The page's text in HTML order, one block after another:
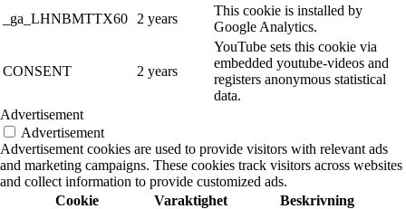
_ga_LHNBMTTX60
2 years
This cookie is installed by
Google Analytics.
CONSENT 2 years
YouTube sets this cookie via
embedded youtube-videos and
registers anonymous statistical
data.
Advertisement
Advertisement
Advertisement cookies are used to provide visitors with relevant ads
and marketing campaigns. These cookies track visitors across websites
and collect information to provide customized ads.
Cookie
Varaktighet Beskrivning